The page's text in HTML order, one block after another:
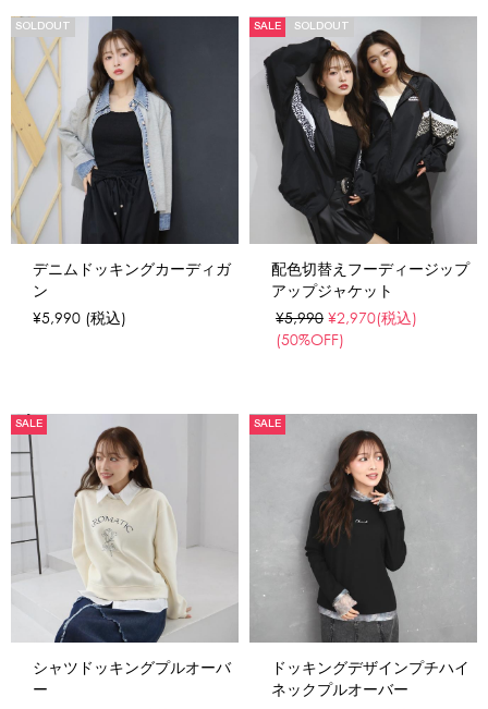
SOLDOUT
デニムドッキングカーディガ
ン
¥5,990 (税込)
SALE SOLDOUT
配色切替えフーディージップ
アップジャケット
¥5,990 ¥2,970(税込)
(50%OFF)
SALE
シャツドッキングプルオーバ
ー
SALE
ドッキングデザインプチハイ
ネックプルオーバー